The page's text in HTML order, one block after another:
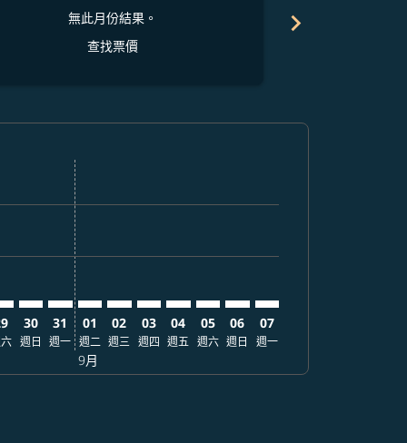
無此月份結果。
查找票價
chevron_right
查找票價查找票價
disclaimer. 查找票價
offers-disclaimer. 查找票價
view-offers-disclaimer. 查找票價
cmp-view-offers-disclaimer. 查找票價
cmp-view-offers-disclaimer. 查找票價
cmp-view-offers-disclaimer. 查找票價
DPS–BOI: cmp-view-offers-disclaimer. 查找票價
30
週日
DPS–BOI: cmp-view-offers-disclaimer. 查找票價
31
週一
01
週二
9月
02
週三
03
週四
04
週五
05
週六
06
週日
07
週一